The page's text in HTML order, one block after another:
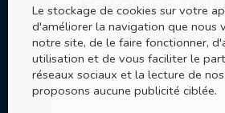
Très
Cravent
Le stockage de cookies sur votre
d'améliorer la navigation que nous
notre site, de le faire fonctionner,
utilisation et de vous faciliter le
réseaux sociaux et la lecture de
proposons aucune publicité ciblée.